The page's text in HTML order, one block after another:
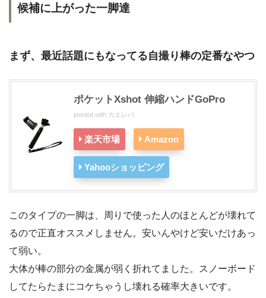
候補に上がった一脚達
まず、最近話題にもなってる自撮り棒の定番なやつ
ポケットXshot 伸縮ハンドGoPro
posted with カエレバ
楽天市場 Amazon
Yahooショッピング
このタイプの一脚は、周りで使った人のほとんどが壊れて
るので正直オススメしません。安いんやけど安いだけあっ
て弱い。
大体が棒の部分の金属が弱く折れてました。スノーボード
してたらたまにコケちゃうし壊れる確率大きいです。